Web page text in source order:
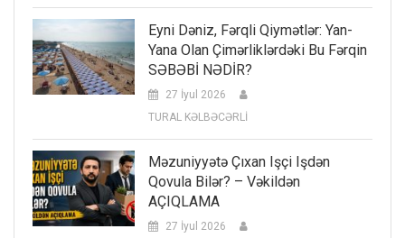
Eyni Dəniz, Fərqli Qiymətlər: Yan-
Yana Olan Çimərliklərdəki Bu Fərqin
SƏBƏBİ NƏDİR?
27 İyul 2026
TURAL KƏLBƏCƏRLİ
Məzuniyyətə Çıxan Işçi Işdən
Qovula Bilər? – Vəkildən
AÇIQLAMA
27 İyul 2026